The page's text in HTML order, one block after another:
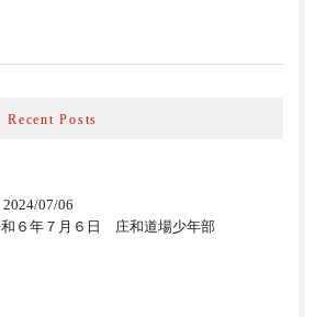
Recent Posts
2024/07/06
６年７月６日 庄和道場少年部